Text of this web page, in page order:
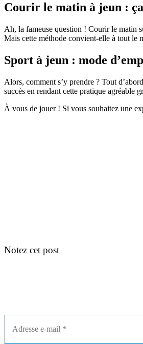
Courir le matin à jeun :
Ah, la fameuse question ! Courir le matin
Mais cette méthode convient-elle à tout le
Sport à jeun : mode
Alors, comment s’y prendre ? Tout
succès en rendant cette pratique agréable
À vous de jouer ! Si vous souhaitez une
Notez cet post